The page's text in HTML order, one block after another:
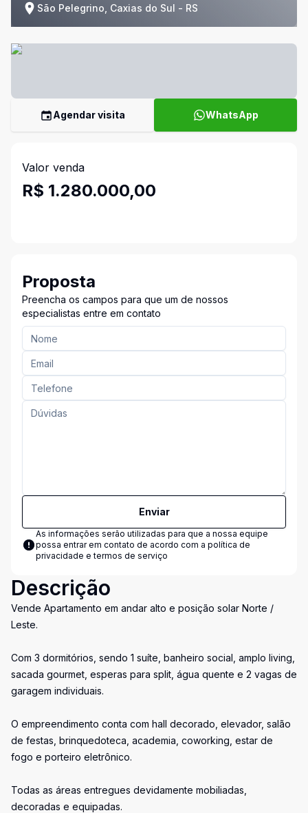
São Pelegrino, Caxias do Sul - RS
Agendar visita WhatsApp
Valor venda
R$ 1.280.000,00
Proposta
Preencha os campos para que um de nossos
especialistas entre em contato
Enviar
As informações serão utilizadas para que a nossa equipe
possa entrar em contato de acordo com a política de
privacidade e termos de serviço
Descrição
Vende Apartamento em andar alto e posição solar Norte /
Leste.
Com 3 dormitórios, sendo 1 suíte, banheiro social, amplo living,
sacada gourmet, esperas para split, água quente e 2 vagas de
garagem individuais.
O empreendimento conta com hall decorado, elevador, salão
de festas, brinquedoteca, academia, coworking, estar de
fogo e porteiro eletrônico.
Todas as áreas entregues devidamente mobiliadas,
decoradas e equipadas.